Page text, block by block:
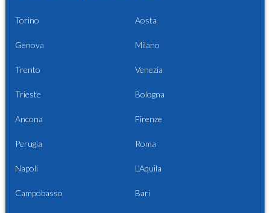
Torino Aosta
Genova Milano
Trento Venezia
Trieste Bologna
Ancona Firenze
Perugia Roma
Napoli L'Aquila
Campobasso Bari